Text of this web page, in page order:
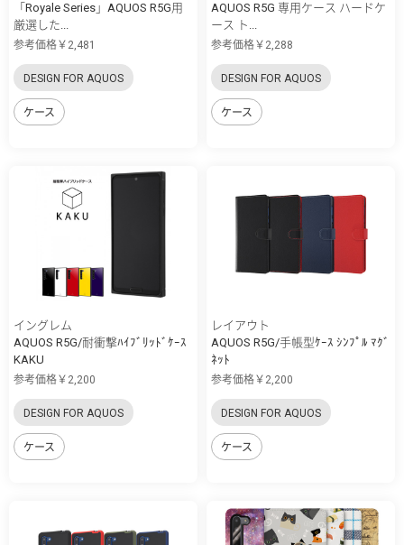
「Royale Series」AQUOS R5G用
厳選した...
参考価格￥2,481
DESIGN FOR AQUOS
ケース
AQUOS R5G 専用ケース ハードケ
ース ト...
参考価格￥2,288
DESIGN FOR AQUOS
ケース
イングレム
AQUOS R5G/耐衝撃ﾊｲﾌﾞﾘｯﾄﾞｹｰｽ
KAKU
参考価格￥2,200
DESIGN FOR AQUOS
ケース
レイアウト
AQUOS R5G/手帳型ｹｰｽ ｼﾝﾌﾟﾙ ﾏｸﾞ
ﾈｯﾄ
参考価格￥2,200
DESIGN FOR AQUOS
ケース